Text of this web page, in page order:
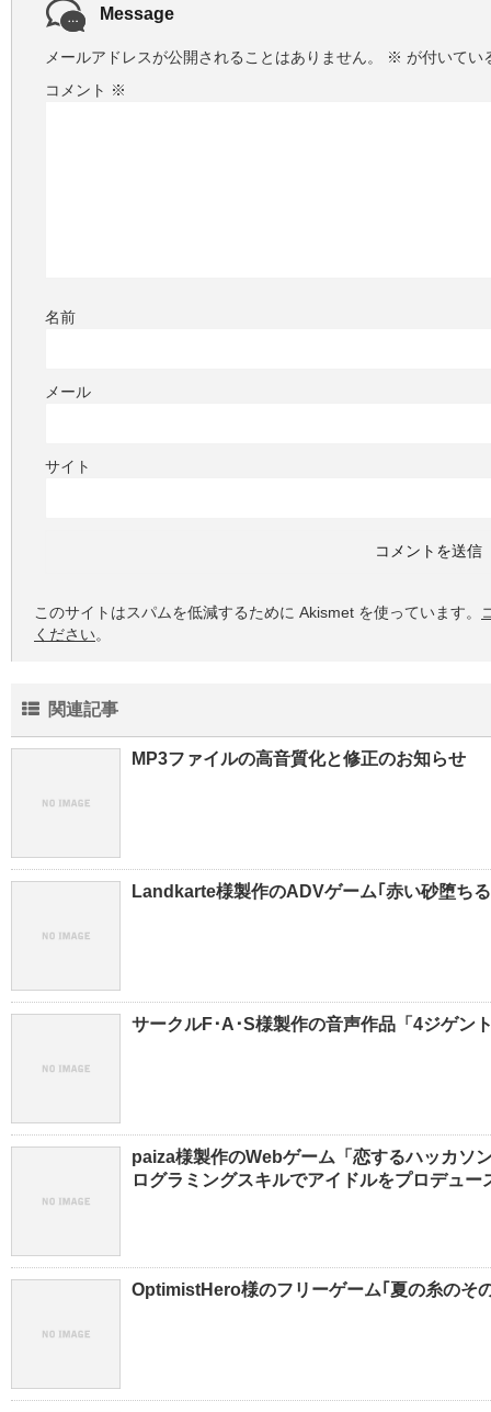
Message
メールアドレスが公開されることはありません。 ※ が付いてい
コメント ※
名前
メール
サイト
このサイトはスパムを低減するために Akismet を使っています。
ください。
関連記事
MP3ファイルの高音質化と修正のお知らせ
Landkarte様製作のADVゲーム｢赤い砂堕ち
サークルF･A･S様製作の音声作品「4ジゲン
paiza様製作のWebゲーム「恋するハッカソ
ログラミングスキルでアイドルをプロデュー
OptimistHero様のフリーゲーム｢夏の糸のそ